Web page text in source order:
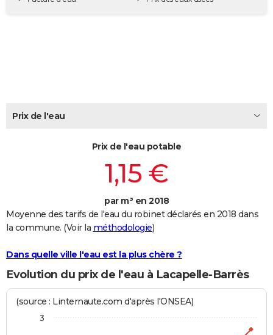
Carte de Noël
Carte Bonne année
Carte Saint-Valentin
Carte Pâques
Carte d'anniversaire
DICTIONNAIRE
FORUM
Prix de l'eau
Prix de l'eau potable
1,15 €
par m³ en 2018
Moyenne des tarifs de l'eau du robinet déclarés en 2018 dans
la commune. (Voir la méthodologie)
Dans quelle ville l'eau est la plus chère ?
Evolution du prix de l'eau à Lacapelle-Barrès
(source : Linternaute.com d'après l'ONSEA)
3